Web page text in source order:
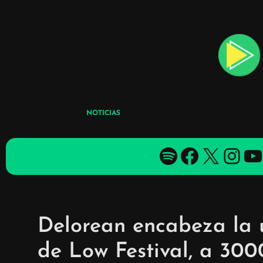
NOTICIAS
Spotify Facebook X YouTube YouTube
Delorean encabeza
de Low Festival, a